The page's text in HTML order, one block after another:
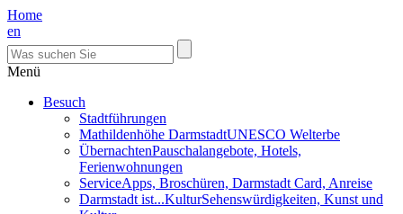
Home
en
Menü
Besuch
Stadtführungen
Mathildenhöhe DarmstadtUNESCO Welterbe
ÜbernachtenPauschalangebote, Hotels,
Ferienwohnungen
ServiceApps, Broschüren, Darmstadt Card, Anreise
Darmstadt ist...KulturSehenswürdigkeiten, Kunst und